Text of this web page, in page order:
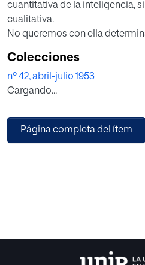
cuantitativa de la inteligencia,
cualitativa.
No queremos con ella
La hemos realizado siempre
antemano
si la persona examinada lo era
querido saber con ella cómo
inteligencia que tuviera
Colecciones
nº 42, abril-julio 1953
Cargando...
Página completa del ítem